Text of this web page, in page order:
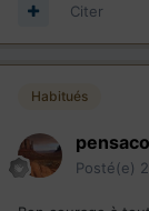
Citer
Habitués
Posté(e)